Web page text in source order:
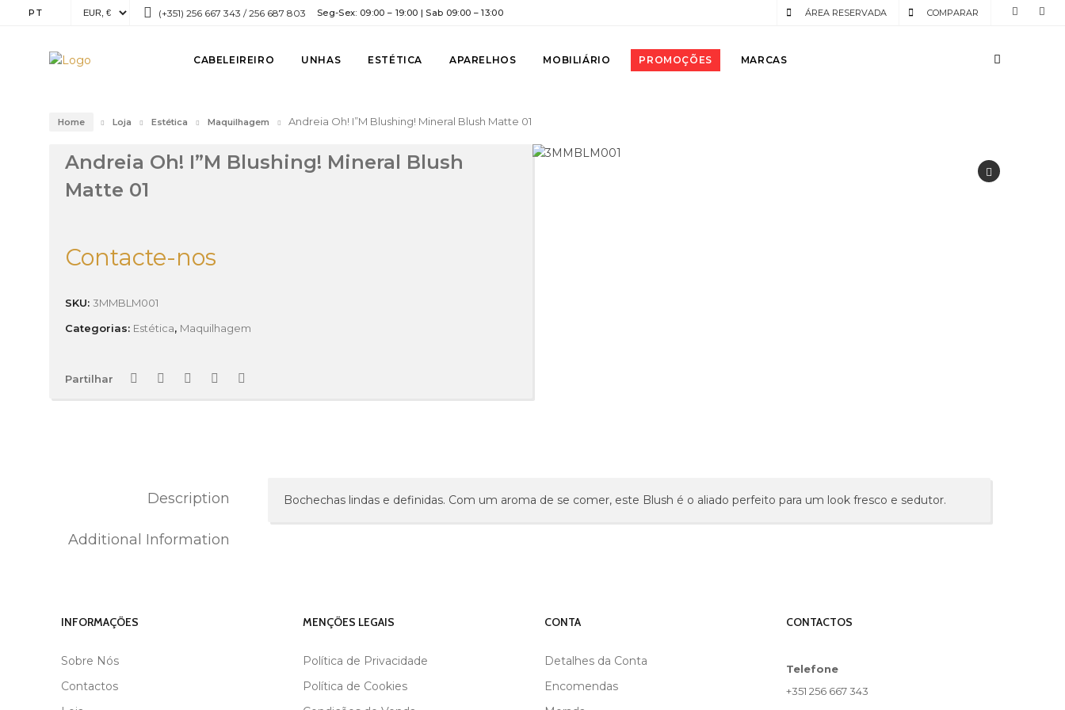
PT (+351) 256 667 343 / 256 687 803 Seg-Sex: 09:00 – 19:00 | Sab 09:00 – 13:00 COMPARAR
ÁREA RESERVADA
CABELEIREIRO UNHAS ESTÉTICA APARELHOS MOBILIÁRIO PROMOÇÕES MARCAS
Home Loja Estética Maquilhagem Andreia Oh! I”M Blushing! Mineral Blush Matte 01
Andreia Oh! I”M Blushing! Mineral Blush
Matte 01
Contacte-nos
SKU: 3MMBLM001
Categorias: Estética, Maquilhagem
Partilhar
Description
Additional Information
Bochechas lindas e definidas. Com um aroma de se comer, este Blush é o aliado perfeito para um look fresco e sedutor.
MARCA
INFORMAÇÕES
Sobre Nós
Contactos
MENÇÕES LEGAIS
Política de Privacidade
Política de Cookies
CONTA
Detalhes da Conta
Encomendas
CONTACTOS
Telefone
+351 256 667 343